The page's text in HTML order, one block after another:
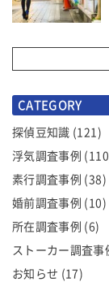
CATEGORY
探偵豆知識 (121)
浮気調査事例
素行調査事例 (38)
婚前調査事例 (10)
所在調査事例 (6)
ストーカー調査事
お知らせ (17)